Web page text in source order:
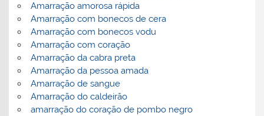
Amarração amorosa rápida
Amarração com bonecos de cera
Amarração com bonecos vodu
Amarração com coração
Amarração da cabra preta
Amarração da pessoa amada
Amarração de sangue
Amarração do caldeirão
amarração do coração de pombo negro